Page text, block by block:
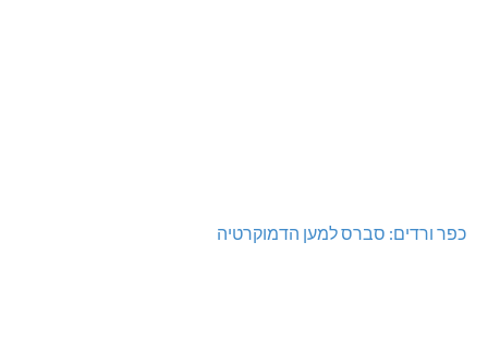
כפר ורדים: סברס למען הדמוקרטיה